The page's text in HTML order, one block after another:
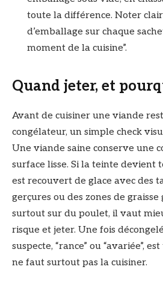
toute la différence. Noter
d’emballage sur chaque
moment de la cuisine”.
Quand jeter, et
Avant de cuisiner une viande
congélateur, un simple check
Une viande saine conserve une
surface lisse. Si la teinte devient
est recouvert de glace avec des
gerçures ou des zones de graisse
surtout sur du poulet, il vaut
risque et jeter. Une fois
suspecte, “rance” ou “avariée”,
ne faut surtout pas la cuisiner.